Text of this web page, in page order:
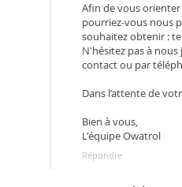
Afin de vous
pourriez-vous nous
souhaitez obtenir :
N'hésitez pas à
contact ou par
Dans l’attente de
Bien à vous,
L'équipe Owatrol
Répondre